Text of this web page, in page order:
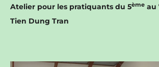
Atelier pour les pratiquants du 5ème au
Tien Dung Tran